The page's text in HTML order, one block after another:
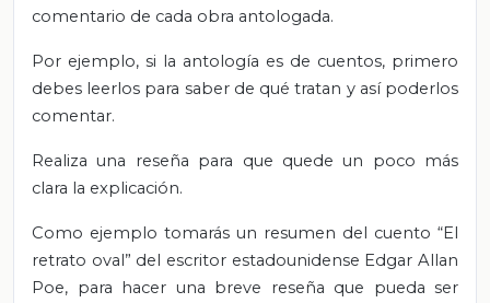
comentario de cada obra antologada.
Por ejemplo, si la antología es de cuentos, primero
debes leerlos para saber de qué tratan y así poderlos
comentar.
Realiza una reseña para que quede un poco más
clara la explicación.
Como ejemplo tomarás un resumen del cuento “El
retrato oval” del escritor estadounidense Edgar Allan
Poe, para hacer una breve reseña que pueda ser